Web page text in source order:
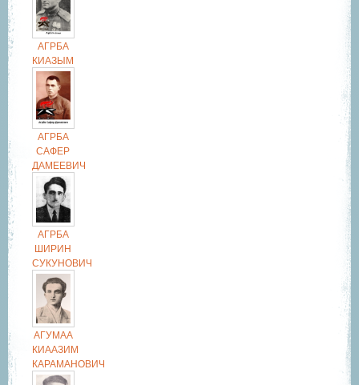
АГРБА
КИАЗЫМ
АГРБА
САФЕР
ДАМЕЕВИЧ
АГРБА
ШИРИН
СУКУНОВИЧ
АГУМАА
КИААЗИМ
КАРАМАНОВИЧ